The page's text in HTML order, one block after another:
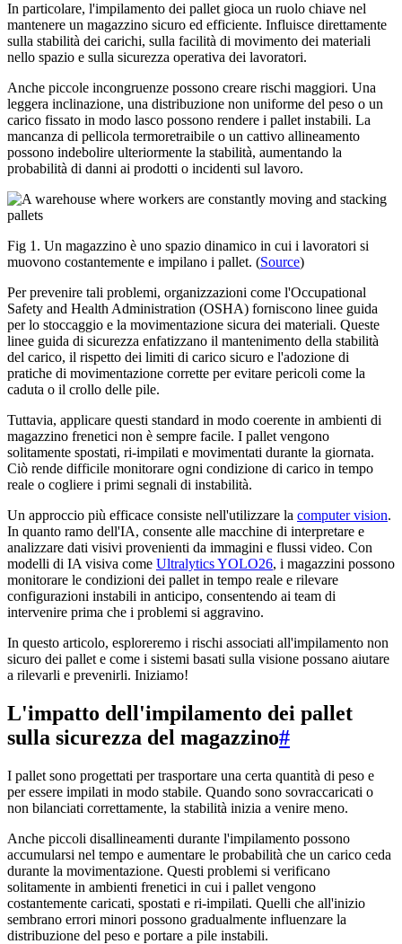
In particolare, l'impilamento dei pallet gioca un ruolo chiave nel
mantenere un magazzino sicuro ed efficiente. Influisce direttamente
sulla stabilità dei carichi, sulla facilità di movimento dei materiali
nello spazio e sulla sicurezza operativa dei lavoratori.
Anche piccole incongruenze possono creare rischi maggiori. Una
leggera inclinazione, una distribuzione non uniforme del peso o un
carico fissato in modo lasco possono rendere i pallet instabili. La
mancanza di pellicola termoretraibile o un cattivo allineamento
possono indebolire ulteriormente la stabilità, aumentando la
probabilità di danni ai prodotti o incidenti sul lavoro.
Fig 1. Un magazzino è uno spazio dinamico in cui i lavoratori si
muovono costantemente e impilano i pallet. (Source)
Per prevenire tali problemi, organizzazioni come l'Occupational
Safety and Health Administration (OSHA) forniscono linee guida
per lo stoccaggio e la movimentazione sicura dei materiali. Queste
linee guida di sicurezza enfatizzano il mantenimento della stabilità
del carico, il rispetto dei limiti di carico sicuro e l'adozione di
pratiche di movimentazione corrette per evitare pericoli come la
caduta o il crollo delle pile.
Tuttavia, applicare questi standard in modo coerente in ambienti di
magazzino frenetici non è sempre facile. I pallet vengono
solitamente spostati, ri-impilati e movimentati durante la giornata.
Ciò rende difficile monitorare ogni condizione di carico in tempo
reale o cogliere i primi segnali di instabilità.
Un approccio più efficace consiste nell'utilizzare la computer vision.
In quanto ramo dell'IA, consente alle macchine di interpretare e
analizzare dati visivi provenienti da immagini e flussi video. Con
modelli di IA visiva come Ultralytics YOLO26, i magazzini possono
monitorare le condizioni dei pallet in tempo reale e rilevare
configurazioni instabili in anticipo, consentendo ai team di
intervenire prima che i problemi si aggravino.
In questo articolo, esploreremo i rischi associati all'impilamento non
sicuro dei pallet e come i sistemi basati sulla visione possano aiutare
a rilevarli e prevenirli. Iniziamo!
L'impatto dell'impilamento dei pallet
sulla sicurezza del magazzino#
I pallet sono progettati per trasportare una certa quantità di peso e
per essere impilati in modo stabile. Quando sono sovraccaricati o
non bilanciati correttamente, la stabilità inizia a venire meno.
Anche piccoli disallineamenti durante l'impilamento possono
accumularsi nel tempo e aumentare le probabilità che un carico ceda
durante la movimentazione. Questi problemi si verificano
solitamente in ambienti frenetici in cui i pallet vengono
costantemente caricati, spostati e ri-impilati. Quelli che all'inizio
sembrano errori minori possono gradualmente influenzare la
distribuzione del peso e portare a pile instabili.